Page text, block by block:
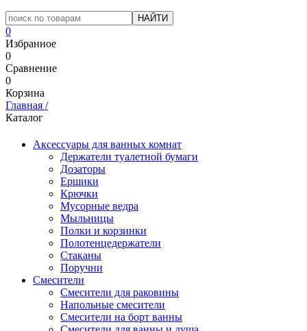
0
Избранное
0
Сравнение
0
Корзина
Главная /
Каталог
Аксессуары для ванных комнат
Держатели туалетной бумаги
Дозаторы
Ершики
Крючки
Мусорные ведра
Мыльницы
Полки и корзинки
Полотенцедержатели
Стаканы
Поручни
Смесители
Смесители для раковины
Напольные смесители
Смесители на борт ванны